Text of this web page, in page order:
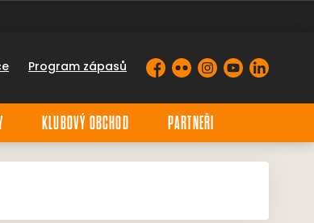
Program zápasů Facebook
FlickrInstagram
YouTubeLinkedIn
KLUBOVÝ OBCHOD PARTNEŘI